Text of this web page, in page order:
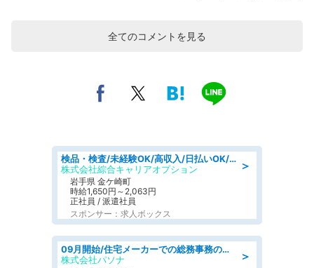
全てのコメントを見る
＞
検品・検査/未経験OK/高収入/日払いOK/交替制/20・30・40代活躍中
株式会社綜合キャリアオプション
岩手県 金ケ崎町
時給1,650円～2,063円
正社員 / 派遣社員
スポンサー：求人ボックス
＞
09月開始/住宅メーカーでの総務事務のお仕事/駅近/車通勤可/一般事務/人事労務
株式会社パソナ